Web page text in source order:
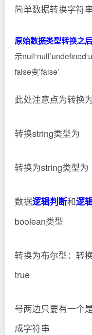
简单数据转换字符串
原始数据类型转换之
示
false变’false’
此处注意点为转换
转换string类型为
转换为string类型为
数据逻辑判断和逻
boolean类型
转换为布尔型：转
true
号两边只要有一个
成字符串